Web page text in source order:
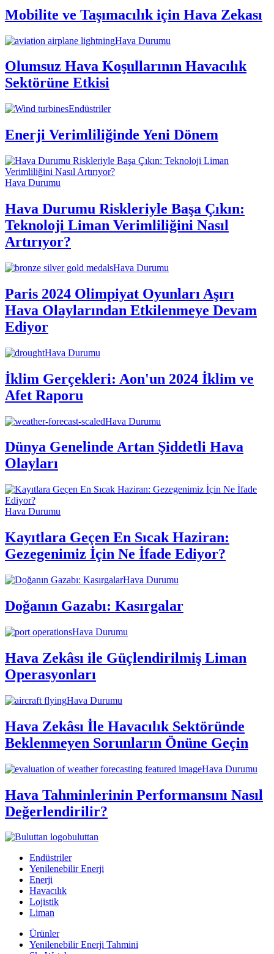
Mobilite ve Taşımacılık için Hava Zekası
Hava Durumu
Olumsuz Hava Koşullarının Havacılık
Sektörüne Etkisi
Endüstriler
Enerji Verimliliğinde Yeni Dönem
Hava Durumu
Hava Durumu Riskleriyle Başa Çıkın:
Teknoloji Liman Verimliliğini Nasıl
Artırıyor?
Hava Durumu
Paris 2024 Olimpiyat Oyunları Aşırı
Hava Olaylarından Etkilenmeye Devam
Ediyor
Hava Durumu
İklim Gerçekleri: Aon'un 2024 İklim ve
Afet Raporu
Hava Durumu
Dünya Genelinde Artan Şiddetli Hava
Olayları
Hava Durumu
Kayıtlara Geçen En Sıcak Haziran:
Gezegenimiz İçin Ne İfade Ediyor?
Hava Durumu
Doğanın Gazabı: Kasırgalar
Hava Durumu
Hava Zekâsı ile Güçlendirilmiş Liman
Operasyonları
Hava Durumu
Hava Zekâsı İle Havacılık Sektöründe
Beklenmeyen Sorunların Önüne Geçin
Hava Durumu
Hava Tahminlerinin Performansını Nasıl
Değerlendirilir?
buluttan
Endüstriler
Yenilenebilir Enerji
Enerji
Havacılık
Lojistik
Liman
Ürünler
Yenilenebilir Enerji Tahmini